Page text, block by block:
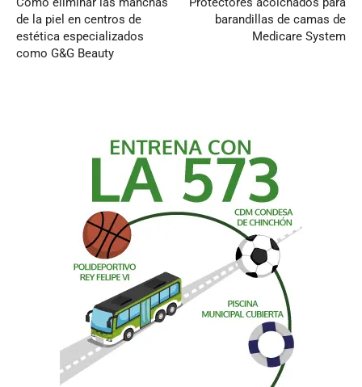
de la piel en centros de
estética especializados
como G&G Beauty
barandillas de camas de
Medicare System